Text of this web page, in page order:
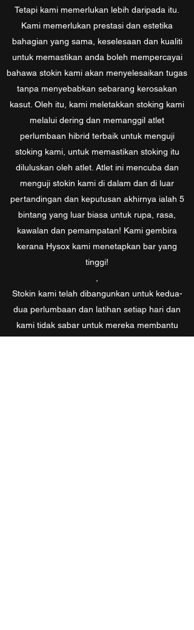
Tetapi kami memerlukan lebih daripada itu.
Kami memerlukan prestasi dan estetika
bahagian yang sama, keselesaan dan kualiti
untuk memastikan anda boleh mempercayai
bahawa stokin kami akan menyelesaikan tugas
tanpa menyebabkan sebarang kerosakan
kasut. Oleh itu, kami meletakkan stoking kami
melalui dering dan memanggil atlet
perlumbaan hibrid terbaik untuk menguji
stoking kami, untuk memastikan stoking itu
diluluskan oleh atlet. Atlet ini mencuba dan
menguji stokin kami di dalam dan di luar
pertandingan dan keputusan akhirnya ialah 5
bintang yang luar biasa untuk rupa, rasa,
kawalan dan pemampatan! Kami gembira
kerana Hysox kami menetapkan bar yang
tinggi!
,
Stokin kami telah dibangunkan untuk kedua-
dua perlumbaan dan latihan setiap hari dan
kami tidak sabar untuk mereka membantu